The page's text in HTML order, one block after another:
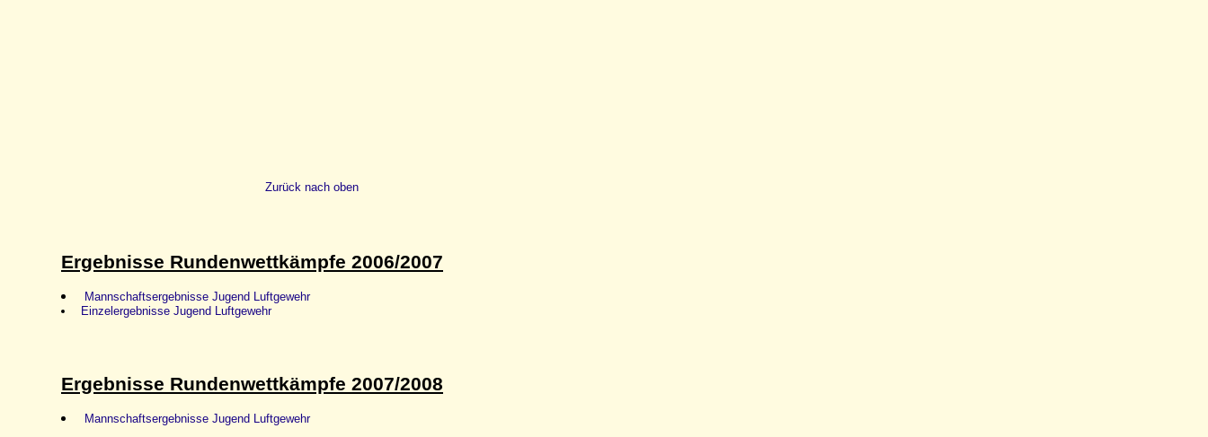
Zurück nach oben
Ergebnisse Rundenwettkämpfe 2006/2007
Mannschaftsergebnisse Jugend Luftgewehr
Einzelergebnisse Jugend Luftgewehr
Ergebnisse Rundenwettkämpfe 2007/2008
Mannschaftsergebnisse Jugend Luftgewehr